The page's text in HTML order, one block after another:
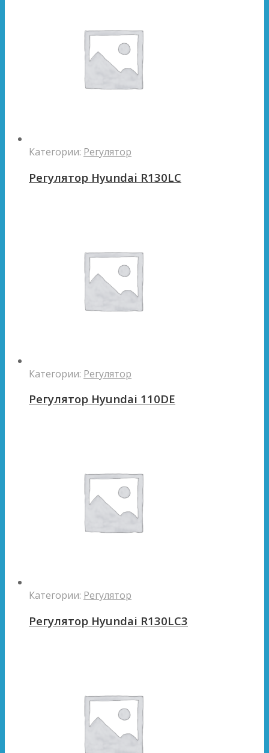
Категории: Регулятор
Регулятор Hyundai R130LC
Категории: Регулятор
Регулятор Hyundai 110DE
Категории: Регулятор
Регулятор Hyundai R130LC3